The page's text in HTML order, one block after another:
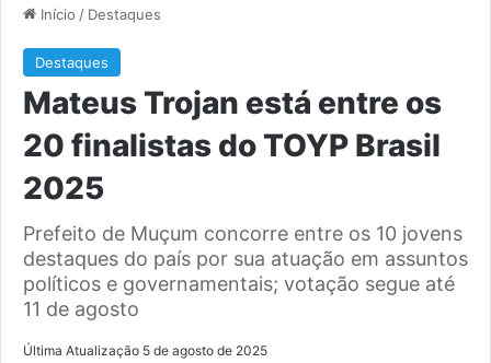
Início / Destaques
Destaques
Mateus Trojan está entre os
20 finalistas do TOYP Brasil
2025
Prefeito de Muçum concorre entre os 10 jovens
destaques do país por sua atuação em assuntos
políticos e governamentais; votação segue até
11 de agosto
Última Atualização 5 de agosto de 2025